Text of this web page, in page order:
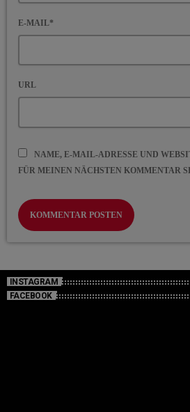
E-MAIL*
URL
NAME, E-MAIL-ADRESSE UND
FÜR MEINEN NÄCHSTEN KOMMENTAR
INSTAGRAM
FACEBOOK